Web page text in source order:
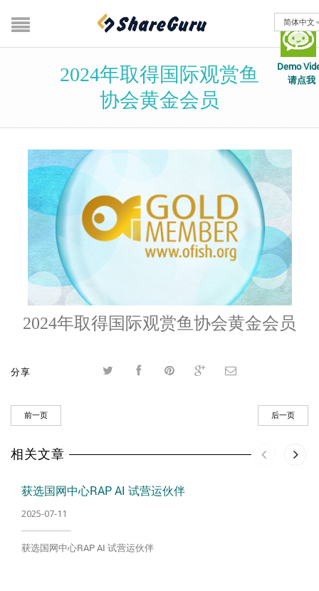
Demo
请点我
简体中文
2024年取得国际观赏鱼
协会黄金会员
2024年取得国际观赏鱼协会黄金会员
分享
前一页 后一页
相关文章
获选国网中心RAP AI 试营运伙伴
2025-07-11
获选国网中心RAP AI 试营运伙伴